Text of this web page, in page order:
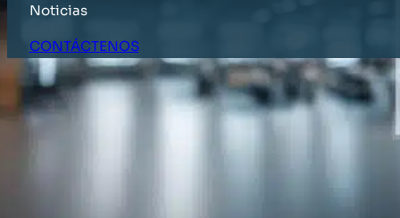
Noticias
CONTÁCTENOS
INICIO ÚLTIMAS NOTICIAS RGIS Y BPONE: UNA ALIANZA